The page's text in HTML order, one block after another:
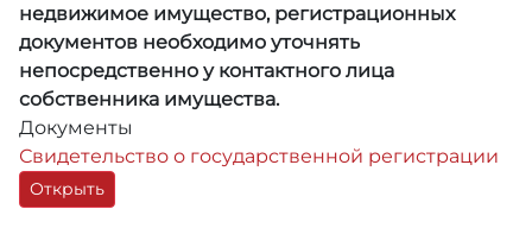
недвижимое имущество, регистрационных
документов необходимо уточнять
непосредственно у контактного лица
собственника имущества.
Документы
Свидетельство о государственной регистрации
Открыть